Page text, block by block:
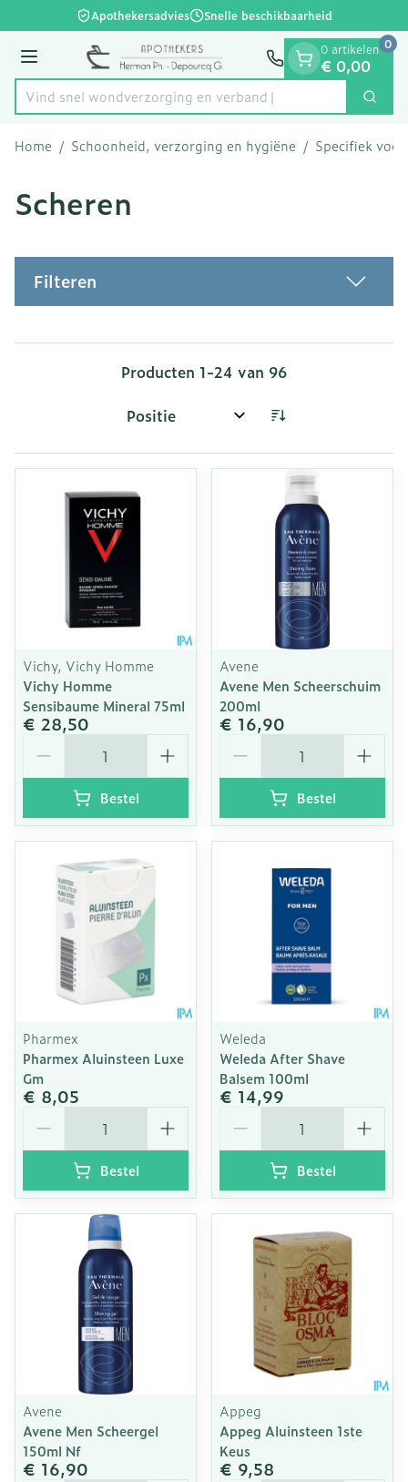
Ga naar de inhoudApothekersadvies Snelle beschikbaarheid
Menu
Product, merk, categorie...
Vind snel wondverzorging en verband Zoek
0 artikelen
€ 0,00
0
Home / Schoonheid, verzorging en hygiëne / Specifiek
Scheren
Filteren
Producten 1-24 van 96
Sorteer op:
Vichy, Vichy Homme
Vichy Homme
Sensibaume Mineral 75ml
€ 28,50
Bestel
Avene
Avene Men Scheerschuim
200ml
€ 16,90
Bestel
Pharmex
Pharmex Aluinsteen Luxe
Gm
€ 8,05
Bestel
Weleda
Weleda After Shave
Balsem 100ml
€ 14,99
Bestel
Avene
Avene Men Scheergel
150ml Nf
€ 16,90
Appeg
Appeg Aluinsteen 1ste
Keus
€ 9,58